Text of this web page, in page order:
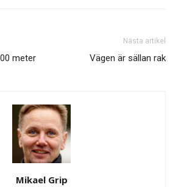
meter
Nästa artikel
Vägen är sällan rak
Mikael Grip